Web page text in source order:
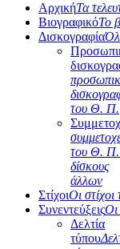
ΑρχικήΤα
ΒιογραφικόΤο
Δισκογραφία
του Θ. Π.
του Θ. Π.
δίσκους
άλλων
ΣτίχοιΟι
ΣυνεντεύξειςΟι
Δελτία
τύπου